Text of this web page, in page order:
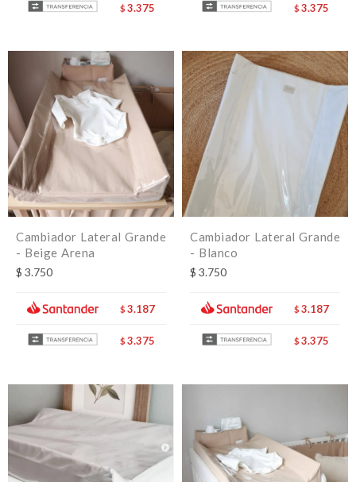
$ 3.375 $ 3.375
Cambiador Lateral Grande
- Beige Arena
$ 3.750
$ 3.187
$ 3.375
Cambiador Lateral Grande
- Blanco
$ 3.750
$ 3.187
$ 3.375